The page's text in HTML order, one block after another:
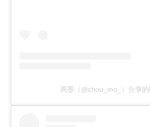
周墨（@chou_mo_）分享